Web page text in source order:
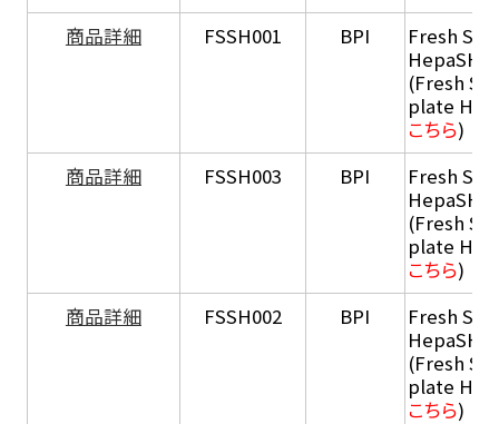
商品詳細 FSSH001 BPI
Fresh
HepaSH®
(Fresh
plate
こちら)
商品詳細
FSSH003 BPI
Fresh
HepaSH®
(Fresh
plate
こちら)
商品詳細
FSSH002 BPI
Fresh
HepaSH®
(Fresh
plate
こちら)